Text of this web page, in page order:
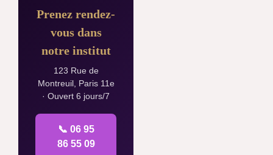
Prenez rendez-
vous dans
notre institut
123 Rue de
Montreuil, Paris 11e
· Ouvert 6 jours/7
📞 06 95
86 55 09